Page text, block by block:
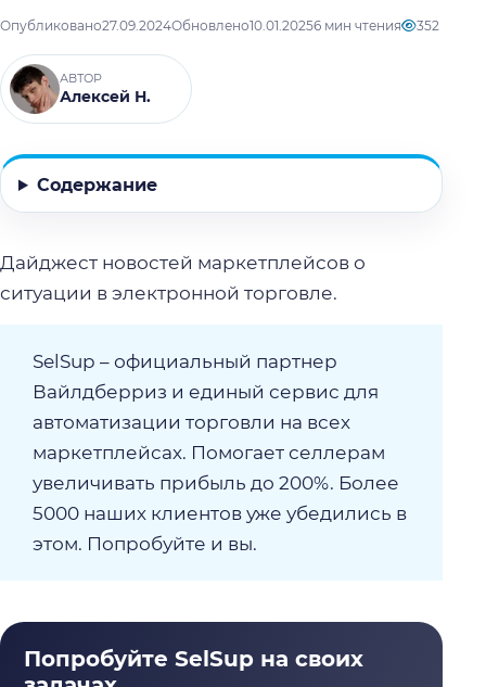
Опубликовано27.09.2024Обновлено10.01.20256 мин чтения 352
АВТОР
Алексей Н.
Содержание
Дайджест новостей маркетплейсов о
ситуации в электронной торговле.
SelSup – официальный партнер
Вайлдберриз и единый сервис для
автоматизации торговли на всех
маркетплейсах. Помогает селлерам
увеличивать прибыль до 200%. Более
5000 наших клиентов уже убедились в
этом. Попробуйте и вы.